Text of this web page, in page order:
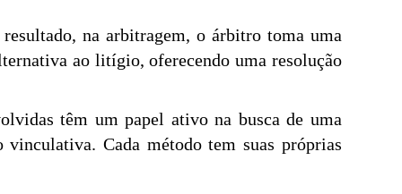
na arbitragem, o árbitro toma uma
ao litígio, oferecendo uma resolução
têm um papel ativo na busca de uma
Cada método tem suas próprias